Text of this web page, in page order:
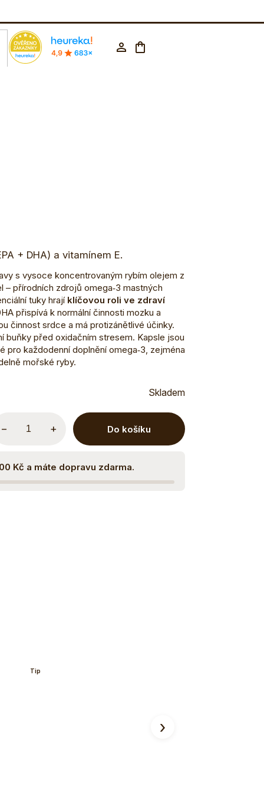
+ DHA) a vitamínem E.
s vysoce koncentrovaným rybím olejem z
– přírodních zdrojů omega‑3 mastných
tuky hrají klíčovou roli ve zdraví
přispívá k normální činnosti mozku a
činnost srdce a má protizánětlivé účinky.
buňky před oxidačním stresem. Kapsle jsou
pro každodenní doplnění omega‑3, zejména
mořské ryby.
Skladem
+
− Do košíku
Kč a máte dopravu zdarma.
Tip
›